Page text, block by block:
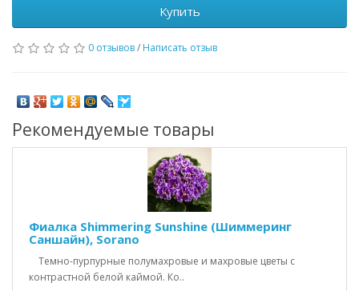
Купить
0 отзывов/ Написать отзыв
Рекомендуемые товары
Фиалка Shimmering Sunshine (Шиммеринг
Саншайн), Sorano
Темно-пурпурные полумахровые и махровые цветы с
контрастной белой каймой. Ко..